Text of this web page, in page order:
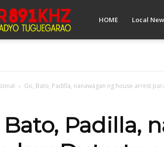
Bombo HOME Local
Go, Bato, Padilla, nanawagan ng house arrest
Bato, Padilla,